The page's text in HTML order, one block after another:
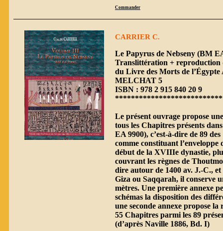
Commander
CARRIER C.
Le Papyrus de Nebseny (BM
Translittération + reproduction
du Livre des Morts de
MELCHAT 5
ISBN : 978 2 915 840 20 9
Le présent ouvrage propose
tous les Chapitres présents
EA 9900), c’est-à-dire de 89
comme constituant
début de la XVIIIe dynastie,
couvrant les règnes de
dire autour de 1400 av. J.-C.,
Giza ou Saqqarah, il conserve
mètres. Une première annexe
schémas la disposition des
une seconde annexe propose
55 Chapitres parmi les 89
(d’après Naville 1886, Bd. I)